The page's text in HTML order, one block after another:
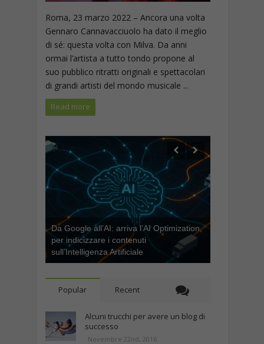
Roma, 23 marzo 2022 – Ancora una volta
Gennaro Cannavacciuolo ha dato il meglio
di sé: questa volta con Milva. Da anni
ormai l’artista a tutto tondo propone al
suo pubblico ritratti originali e spettacolari
di grandi artisti del mondo musicale ...
Read more
Da Google all’AI: arriva l’AI Optimization,
per indicizzare i contenuti
sull’Intelligenza Artificiale
Popular Recent
Alcuni trucchi per avere un blog di
successo
Novembre 22nd, 2016